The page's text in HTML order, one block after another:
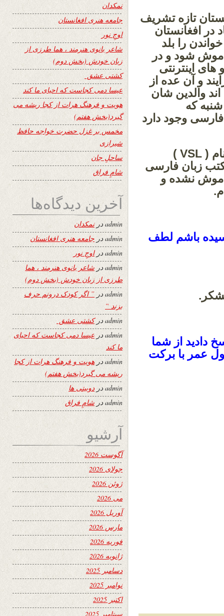
تازه تشریف
در افغانستان
را بلد
شود و در
اینترنتی
و آن عده از
والدین شان
که
وجود دارد
یکی دوسال قبل تدریس می‌کردم بنام ( VSL )
زبان فارسی
نشده و
باشم لطف
دادید از شما
عمر با برکت
نمکدان
جامعه هنری افغانستان
اوجِ نور
شاعر بانوی هنرمند ، هما طرزی از
زبان خودش (بخش دوم)
کشتی عشق
عیسا دمی کجاست که احیای ما کند
هویت و فرهنگ هرات از کجا ریشه می
گیرد(بخش هفتم)
مخمس بر غزل حضرت خواجه حافظ
شیرازی
ساحلِ جان
شامِ فراق
آخرین دیدگاه‌ها
adminدرنمکدان
adminدر جامعه هنری افغانستان
adminدراوجِ نور
adminدر شاعر بانوی هنرمند ، هما
طرزی از زبان خودش (بخش دوم)
adminدر ” اگر کودک درونم حرف
بزند “
adminدرکشتی عشق
adminدر عیسا دمی کجاست که احیای
ما کند
adminدر هویت و فرهنگ هرات از کجا
ریشه می گیرد(بخش هفتم)
adminدردوبیتی ها
admin در شامِ فراق
آرشیو
آگوست 2026
جولای 2026
ژوئن 2026
می 2026
آوریل 2026
مارس 2026
فوریه 2026
ژانویه 2026
دسامبر 2025
نوامبر 2025
اکتبر 2025
سپتامبر 2025